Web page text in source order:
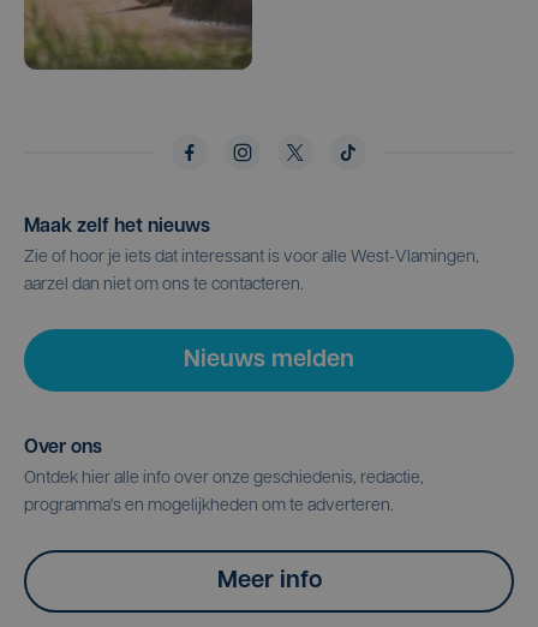
Maak zelf het nieuws
Zie of hoor je iets dat interessant is voor alle West-Vlamingen,
aarzel dan niet om ons te contacteren.
Nieuws melden
Over ons
Ontdek hier alle info over onze geschiedenis, redactie,
programma's en mogelijkheden om te adverteren.
Meer info